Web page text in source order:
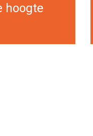
hoogte